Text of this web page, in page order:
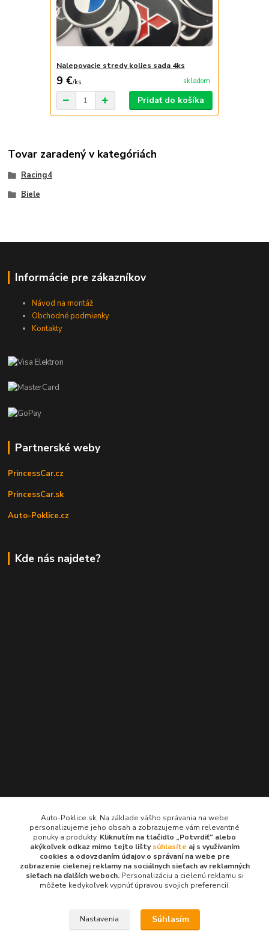
Nalepovacie stredy kolies sada 4ks
9 €/ks skladom
Pridať do košíka
Tovar zaradený v kategóriách
Racing4
Biele
Informácie pre zákazníkov
Návod na montáž
Obchodné podmienky
Kontakty
Partnerské weby
PrincessCar.cz
PrincessCar.sk
Auto-Poklice.cz
Kde nás najdete?
Kontakty
Auto-Poklice.sk
(Po-Pia, 8-16 hod.)
info@auto-poklice.sk
Auto-Poklice.sk, Na základe vášho správania na webe
personalizujeme jeho obsah a zobrazujeme vám relevantné
ponuky a produkty. Kliknutím na tlačidlo „Potvrdiť“ alebo
akýkoľvek odkaz mimo tejto lištysúhlasíte aj s využívaním
cookies a odovzdaním údajov o správaní na webe pre
zobrazenie cielenej reklamy na sociálnych sieťach av reklamných
sieťach na ďalších weboch.Personalizáciu a cielenú reklamu si
môžete kedykoľvek vypnúť úpravou svojich preferencií.
Nastavenia Súhlasím